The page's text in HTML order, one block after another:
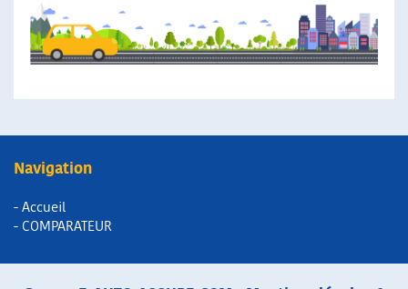
Navigation
- Accueil
- COMPARATEUR